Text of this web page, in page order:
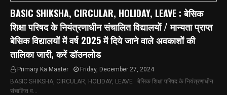
BASIC SHIKSHA, CIRCULAR, HOLIDAY, LEAVE : बेसिक
शिक्षा परिषद के नियंत्रणाधीन संचालित विद्यालयों / मान्यता प्राप्त
बेसिक विद्यालयों में वर्ष 2025 में दिये जाने वाले अवकाशों की
तालिका जारी, करें डॉउनलोड
Primary Ka Master
Friday, December 27, 2024
BASIC SHIKSHA, CIRCULAR, HOLIDAY, LEAVE : बेसिक शिक्षा परिषद के नियंत्रणाधीन
संचालित व…